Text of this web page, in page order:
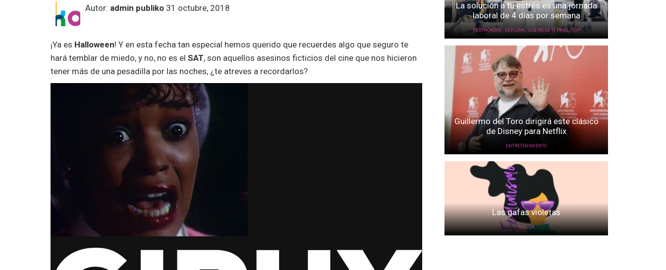
Autor: admin publiko 31 octubre, 2018
¡Ya es Halloween! Y en esta fecha tan especial hemos querido que recuerdes algo que seguro te
hará temblar de miedo, y no, no es el SAT, son aquellos asesinos ficticios del cine que nos hicieron
tener más de una pesadilla por las noches, ¿te atreves a recordarlos?
La solución a tu estrés es una jornada
laboral de 4 días por semana
DESTACADOS, EXPLORA ,QUE NO SE TE PASE, TOP
Guillermo del Toro dirigirá este clásico
de Disney para Netflix
ENTRETENIMIENTO
Las gafas violetas
MUJER